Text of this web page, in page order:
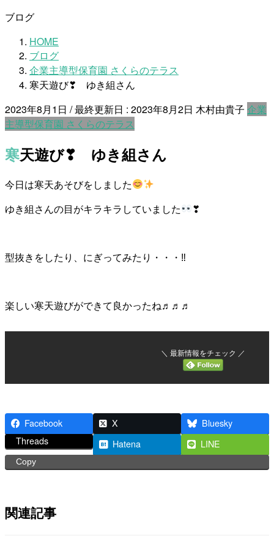
ブログ
HOME
ブログ
企業主導型保育園 さくらのテラス
寒天遊び❣ ゆき組さん
2023年8月1日 / 最終更新日 : 2023年8月2日 木村由貴子 企業
主導型保育園 さくらのテラス
寒天遊び❣ ゆき組さん
今日は寒天あそびをしました
ゆき組さんの目がキラキラしていました
❣
型抜きをしたり、にぎってみたり・・・‼
楽しい寒天遊びができて良かったね♬♬♬
＼ 最新情報をチェック ／
Facebook X
Bluesky
Threads
Hatena LINE
Copy
関連記事